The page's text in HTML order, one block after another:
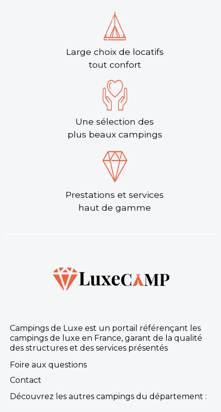
Large choix de locatifs
tout confort
Une sélection des
plus beaux campings
Prestations et services
haut de gamme
Campings de Luxe est un portail référençant les
campings de luxe en France, garant de la qualité
des structures et des services présentés
Foire aux questions
Contact
Découvrez les autres campings du département :